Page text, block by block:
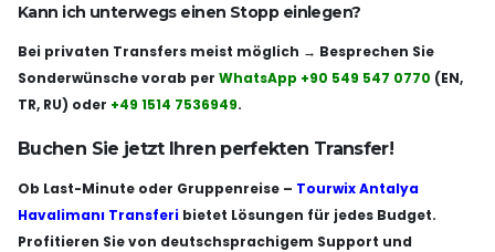
Kann ich unterwegs einen Stopp einlegen?
Bei privaten Transfers meist möglich → Besprechen Sie
Sonderwünsche vorab per WhatsApp +90 549 547 0770 (EN,
TR, RU) oder +49 1514 7536949.
Buchen Sie jetzt Ihren perfekten Transfer!
Ob Last-Minute oder Gruppenreise – Tourwix Antalya
Havalimanı Transferi bietet Lösungen für jedes Budget.
Profitieren Sie von deutschsprachigem Support und